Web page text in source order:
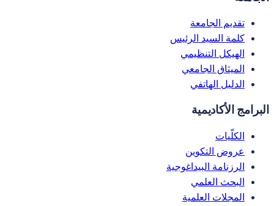
تقديم الجامعة
كلمة السيد الرئيس
الهيكل التنظيمي
الميثاق الجامعي
الدليل الهاتفي
البرامج الأكاديمية
الكلّيات
عروض التكوين
الرزنامة البيداغوجية
البحث العلمي
المجلات العلمية